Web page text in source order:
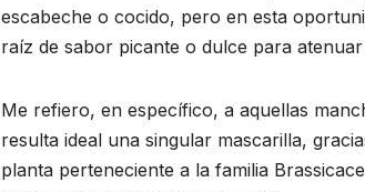
escabeche o cocido, pero en esta
raíz de sabor picante o dulce para
Me refiero, en específico, a aquellas
resulta ideal una singular mascarilla,
planta perteneciente a la familia